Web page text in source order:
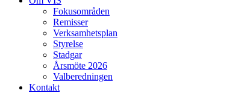
Fokusområden
Remisser
Verksamhetsplan
Styrelse
Stadgar
Årsmöte 2026
Valberedningen
Kontakt